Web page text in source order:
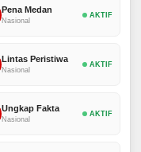
Pena Medan
Nasional
AKTIF
Lintas Peristiwa
Nasional
AKTIF
Ungkap Fakta
Nasional
AKTIF